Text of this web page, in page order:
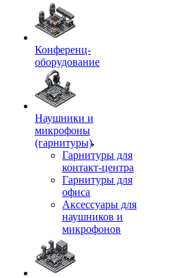
Конференц-
оборудование
Наушники и
микрофоны
(гарнитуры)
Гарнитуры для
контакт-центра
Гарнитуры для
офиса
Аксессуары для
наушников и
микрофонов